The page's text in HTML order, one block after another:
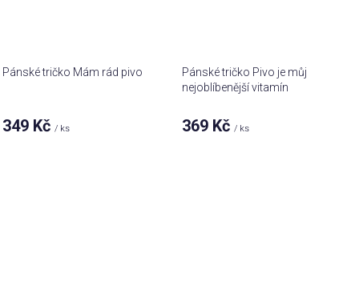
Pánské tričko Mám rád pivo
349 Kč / ks
Pánské tričko Pivo je můj
nejoblíbenější vitamín
369 Kč / ks